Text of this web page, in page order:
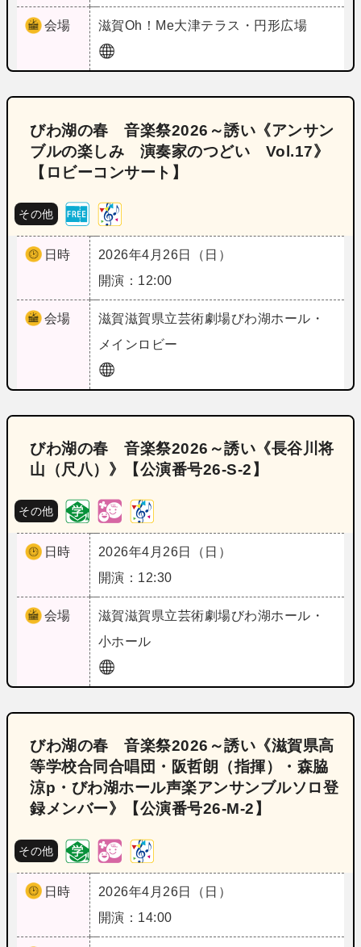
会場 滋賀Oh！Me大津テラス・円形広場
びわ湖の春 音楽祭2026～誘い《アンサン
ブルの楽しみ 演奏家のつどい Vol.17》
【ロビーコンサート】
その他
日時
2026年4月26日（日）
開演：12:00
会場 滋賀滋賀県立芸術劇場びわ湖ホール・
メインロビー
びわ湖の春 音楽祭2026～誘い《長谷川将
山（尺八）》【公演番号26‐S‐2】
その他
日時
2026年4月26日（日）
開演：12:30
会場 滋賀滋賀県立芸術劇場びわ湖ホール・
小ホール
びわ湖の春 音楽祭2026～誘い《滋賀県高
等学校合同合唱団・阪哲朗（指揮）・森脇
涼p・びわ湖ホール声楽アンサンブルソロ登
録メンバー》【公演番号26‐M‐2】
その他
日時
2026年4月26日（日）
開演：14:00